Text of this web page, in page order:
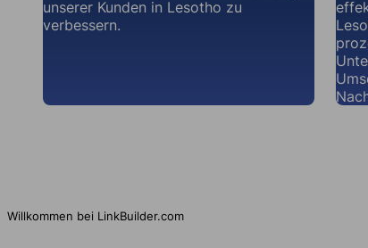
unserer Kunden in Lesotho zu
verbessern.
Willkommen bei LinkBuilder.com